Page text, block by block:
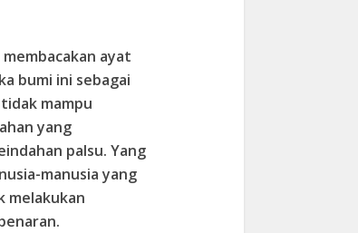
ayat
bumi ini sebagai
mampu
yang
palsu. Yang
manusia yang
melakukan